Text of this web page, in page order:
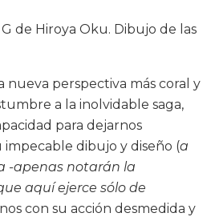
nueva perspectiva más coral y
a la inolvidable saga,
para dejarnos
dibujo y diseño (a
-apenas notarán la
aquí ejerce sólo de
con su acción desmedida y